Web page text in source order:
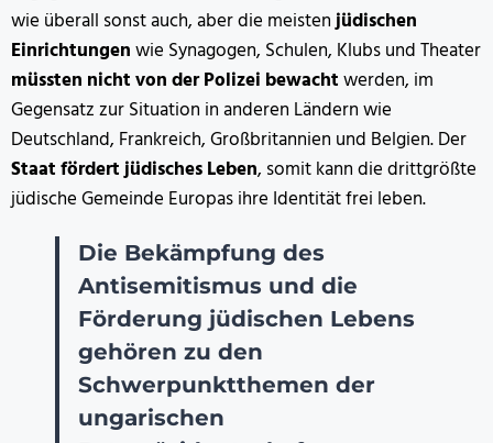
wie überall sonst auch, aber die meistenjüdischen
Einrichtungenwie Synagogen, Schulen, Klubs und Theater
müssten nicht von der Polizei bewachtwerden, im
Gegensatz zur Situation in anderen Ländern wie
Deutschland, Frankreich, Großbritannien und Belgien. Der
Staat fördert jüdisches Leben, somit kann die drittgrößte
jüdische Gemeinde Europas ihre Identität frei leben.
Die Bekämpfung des
Antisemitismus und die
Förderung jüdischen Lebens
gehören zu den
Schwerpunktthemen der
ungarischen